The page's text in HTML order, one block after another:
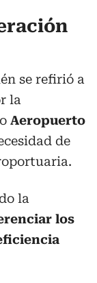
se refirió a
la
Aeropuerto
de
la
los